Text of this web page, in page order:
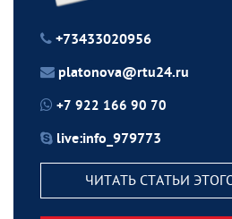
+73433020956
platonova@rtu24.ru
+7 922 166 90 70
live:info_979773
ЧИТАТЬ СТАТЬИ